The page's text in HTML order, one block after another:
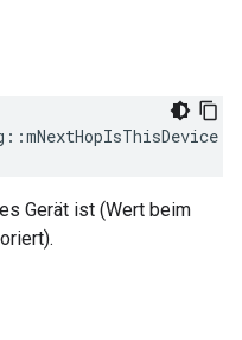
::mNextHopIsThisDevice
Gerät ist (Wert beim